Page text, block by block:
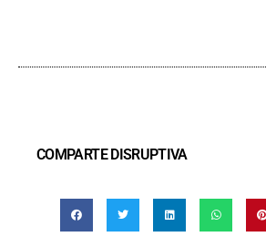
COMPARTE DISRUPTIVA